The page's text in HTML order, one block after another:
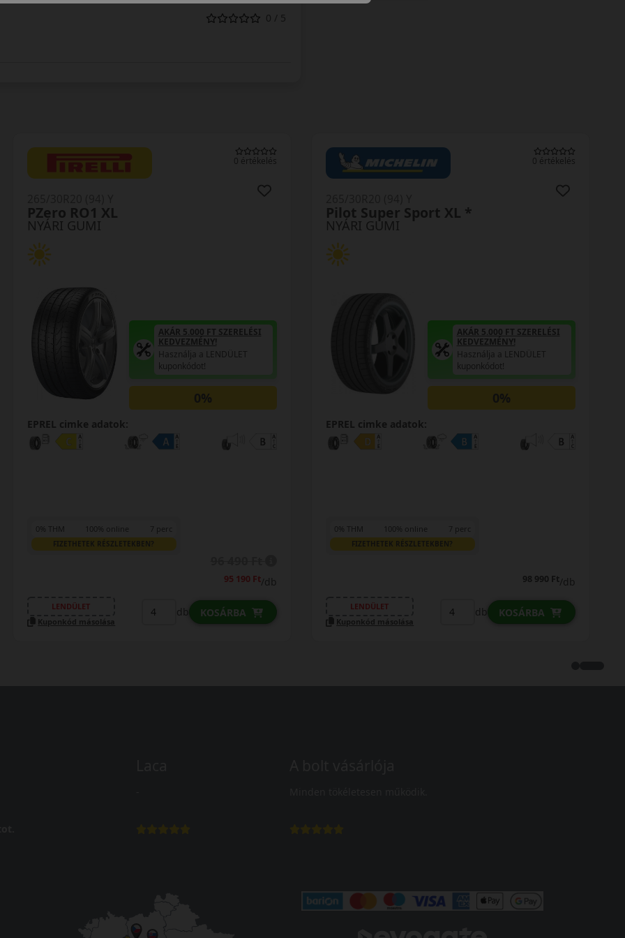
0 / 5
0 értékelés
NYÁRI GUMI
Proxes Sport 2 XL
Használja a LENDÜLET
kuponkódot!
0%
EPREL cimke adatok:
0% THM 100% online 7 perc
FIZETHETEK RÉSZLETEKBEN?
71 290 Ft /db
LENDÜLET
Kuponkód másolása
db KOSÁRBA
0 értékelés
NYÁRI GUMI
AS-2+ XL
AKÁR 5.000 FT SZERELÉSI
KEDVEZMÉNY!
Használja a LENDÜLET
kuponkódot!
0%
EPREL cimke adatok:
0% THM 100% online 7 perc
FIZETHETEK RÉSZLETEKBEN?
49 090 Ft /db
LENDÜLET
Kuponkód másolása
db KOSÁRBA